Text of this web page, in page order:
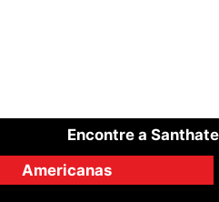
Encontre a
Americanas